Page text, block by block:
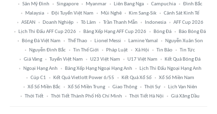
Sân Mỹ Đình
Singapore Myanmar Liên Bang Nga Campuchia
Đình Bắc
Malaysia
Đội Tuyển Việt Nam Mũi Nghê Kim Sang-Sik
Cảnh Sát Kinh Tế
ASEAN
Doanh Nghiệp Tô Lâm Trần Thanh Mẫn Indonesia
AFF Cup 2026
Lịch Thi Đấu AFF Cup 2026
Bảng Xếp Hạng AFF Cup 2026 Bóng Đá
Báo Bóng Đá
Bóng Đá Việt Nam
Thể Thao Lionel Messi Lamine Yamal
Nguyễn Xuân Son
Nguyễn Đình Bắc
Tin Thế Giới Pháp Luật Xã Hội Tin Bão
Tin Tức
Giá Vàng
Tuyển Việt Nam U23 Việt Nam U17 Việt Nam
Kết Quả Bóng Đá
Ngoại Hạng Anh
Bảng Xếp Hạng Ngoại Hạng Anh
Lịch Thi Đấu Ngoại Hạng Anh
Cúp C1
Kết Quả Vietlott Power 6/55 Kết Quả Xổ Số
Xổ Số Miền Nam
Xổ Số Miền Bắc
Xổ Số Miền Trung Giao Thông Thời Sự
Lịch Vạn Niên
Thời Tiết
Thời Tiết Thành Phố Hồ Chí Minh Thời Tiết Hà Nội Giá Xăng Dầu